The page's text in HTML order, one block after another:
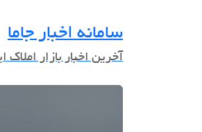
سامانه اخبار جاما
آخرین اخبار بازار املاک